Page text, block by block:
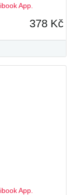
App.
378 Kč
App.